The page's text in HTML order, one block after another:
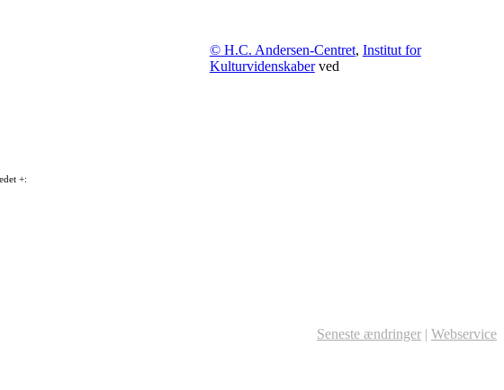
+:
© H.C. Andersen-Centret, Institut for
Kulturvidenskaberved
Seneste ændringer | Webservice